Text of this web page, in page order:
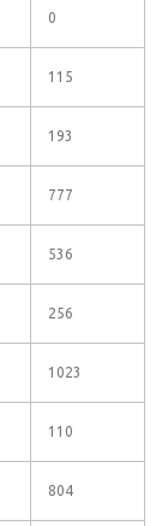
0
115
193
777
536
256
1023
110
804